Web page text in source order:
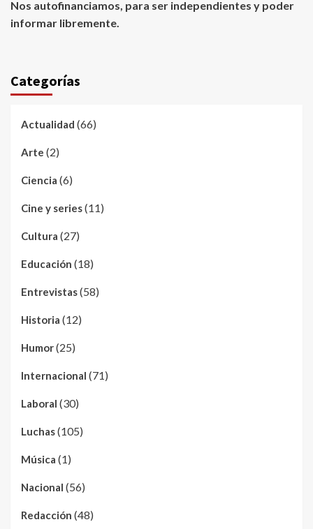
Nos autofinanciamos, para ser independientes y poder
informar libremente.
Categorías
Actualidad (66)
Arte (2)
Ciencia (6)
Cine y series(11)
Cultura (27)
Educación (18)
Entrevistas(58)
Historia (12)
Humor(25)
Internacional (71)
Laboral (30)
Luchas(105)
Música (1)
Nacional (56)
Redacción (48)